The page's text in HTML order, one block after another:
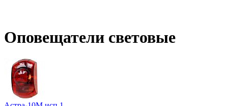
Оповещатели световые